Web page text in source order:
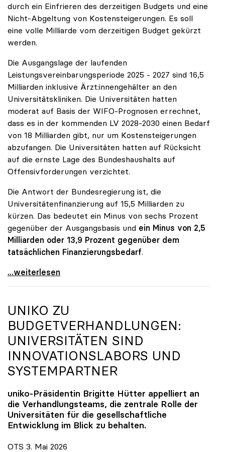
durch ein Einfrieren des derzeitigen Budgets und eine
Nicht-Abgeltung von Kostensteigerungen. Es soll
eine volle Milliarde vom derzeitigen Budget gekürzt
werden.
Die Ausgangslage der laufenden
Leistungsvereinbarungsperiode 2025 - 2027 sind 16,5
Milliarden inklusive Ärzt:innengehälter an den
Universitätskliniken. Die Universitäten hatten
moderat auf Basis der WIFO-Prognosen errechnet,
dass es in der kommenden LV 2028-2030 einen Bedarf
von 18 Milliarden gibt, nur um Kostensteigerungen
abzufangen. Die Universitäten hatten auf Rücksicht
auf die ernste Lage des Bundeshaushalts auf
Offensivforderungen verzichtet.
Die Antwort der Bundesregierung ist, die
Universitätenfinanzierung auf 15,5 Milliarden zu
kürzen. Das bedeutet ein Minus von sechs Prozent
gegenüber der Ausgangsbasis und ein Minus von 2,5
Milliarden oder 13,9 Prozent gegenüber dem
tatsächlichen Finanzierungsbedarf.
\"Österreich ist für die heimischen Universitäten
...weiterlesen
UNIKO ZU
BUDGETVERHANDLUNGEN:
UNIVERSITÄTEN SIND
INNOVATIONSLABORS UND
SYSTEMPARTNER
uniko-Präsidentin Brigitte Hütter appelliert an
die Verhandlungsteams, die zentrale Rolle der
Universitäten für die gesellschaftliche
Entwicklung im Blick zu behalten.
OTS 3. Mai 2026